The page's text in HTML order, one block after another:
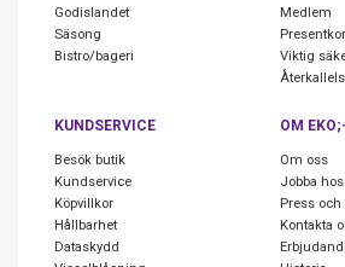
Godislandet
Säsong
Bistro/bageri
Medlem
Viktig
KUNDSERVICE
Besök butik
Kundservice
Köpvillkor
Hållbarhet
Dataskydd
OM EKO;-
Om oss
Jobba
Press
Kontakta